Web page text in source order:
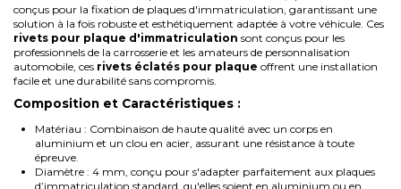
conçus pour la fixation de plaques d'immatriculation, garantissant une
solution à la fois robuste et esthétiquement adaptée à votre véhicule. Ces
rivets pour plaque d'immatriculation sont conçus pour les
professionnels de la carrosserie et les amateurs de personnalisation
automobile, ces rivets éclatés pour plaque offrent une installation
facile et une durabilité sans compromis.
Composition et Caractéristiques :
Matériau : Combinaison de haute qualité avec un corps en
aluminium et un clou en acier, assurant une résistance à toute
épreuve.
Diamètre : 4 mm, conçu pour s'adapter parfaitement aux plaques
d’immatriculation standard, qu'elles soient en aluminium ou en